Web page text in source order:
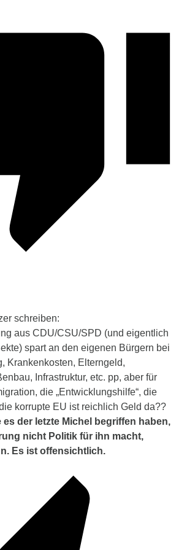
schreiben:
aus CDU/CSU/SPD (und eigentlich
spart an den eigenen Bürgern bei
Krankenkosten, Elterngeld,
Infrastruktur, etc. pp, aber für
die „Entwicklungshilfe“, die
korrupte EU ist reichlich Geld da??
es der letzte Michel begriffen haben,
nicht Politik für ihn macht,
Es ist offensichtlich.